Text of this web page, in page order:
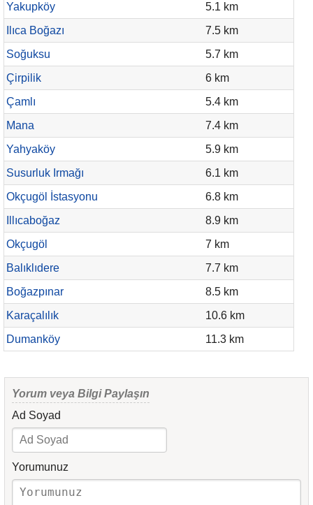
Yakupköy
5.1 km
Ilıca Boğazı
7.5 km
Soğuksu
5.7 km
Çirpilik
6 km
Çamlı
5.4 km
Mana
7.4 km
Yahyaköy
5.9 km
Susurluk Irmağı
6.1 km
Okçugöl İstasyonu
6.8 km
Illıcaboğaz
8.9 km
Okçugöl
7 km
Balıklıdere
7.7 km
Boğazpınar
8.5 km
Karaçalılık
10.6 km
Dumanköy
11.3 km
Yorum veya Bilgi Paylaşın
Ad Soyad
Yorumunuz